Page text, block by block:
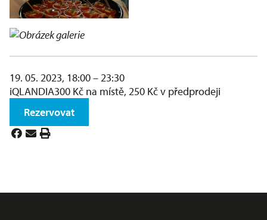
19. 05. 2023, 18:00 – 23:30
iQLANDIA300 Kč na místě, 250 Kč v předprodeji
Rezervovat